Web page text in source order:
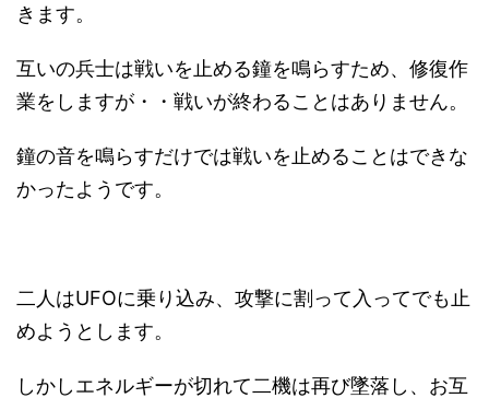
きます。
互いの兵士は戦いを止める鐘を鳴らすため、修復作
業をしますが・・戦いが終わることはありません。
鐘の音を鳴らすだけでは戦いを止めることはできな
かったようです。
二人はUFOに乗り込み、攻撃に割って入ってでも止
めようとします。
しかしエネルギーが切れて二機は再び墜落し、お互